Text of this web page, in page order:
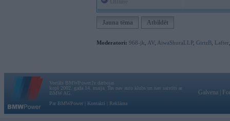
Jauna tēma Atbildēt
Moderatori: 968-jk AV AiwaShuraLLP, GirtzB Lafter
Vortāls BMWPower.lv darbojas
kopš 2002. gada 14. maija. Tas nav auto klubs un nav saistīts ar
BMW AG.
Par BMWPower
Kontakti Reklāma
Galvena